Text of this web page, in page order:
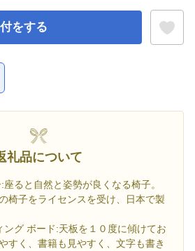
をする
礼品について
ると自然と姿勢が良くなる椅子。
椅子をライセンスを受け、日本で製
ング ボード:天板を１０度に傾けてお
すく、書籍も見やすく、文字も書き